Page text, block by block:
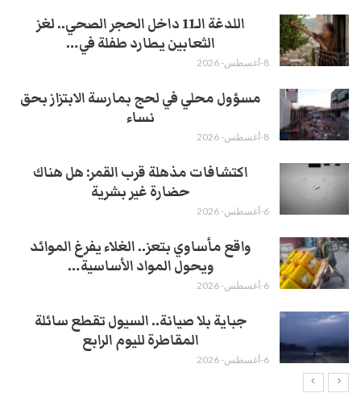
اللدغة الـ11 داخل الحجر الصحي.. لغز
الثعابين يطارد طفلة في…
8-أغسطس- 2026
مسؤول محلي في لحج بمارسة الابتزاز بحق
نساء
8-أغسطس- 2026
اكتشافات مذهلة قرب القمر: هل هناك
حضارة غير بشرية
6-أغسطس- 2026
واقع مأساوي بتعز.. الغلاء يفرغ الموائد
ويحول المواد الأساسية…
6-أغسطس- 2026
جباية بلا صيانة.. السيول تقطع سائلة
المقاطرة لليوم الرابع
6-أغسطس- 2026